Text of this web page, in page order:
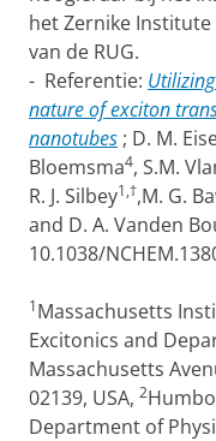
het Zernike Institute
van de RUG.
- Referentie:
nature of exciton
nanotubes ; D. M.
Bloemsma4, S.M.
R. J. Silbey1,†,M. G.
and D. A. Vanden
10.1038/
1Massachusetts
Excitonics and
Massachusetts
02139, USA, 2
Department of